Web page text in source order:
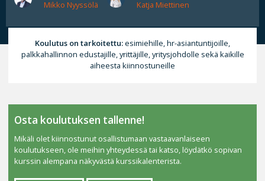
Mikko Nyyssölä Katja Miettinen
Koulutus on tarkoitettu:esimiehille, hr-asiantuntijoille,
palkkahallinnon edustajille, yrittäjille, yritysjohdolle sekä kaikille
aiheesta kiinnostuneille
Osta koulutuksen tallenne!
Mikäli olet kiinnostunut osallistumaan vastaavanlaiseen
koulutukseen, ole meihin yhteydessä tai katso, löydätkö sopivan
kurssin alempana näkyvästä kurssikalenterista.